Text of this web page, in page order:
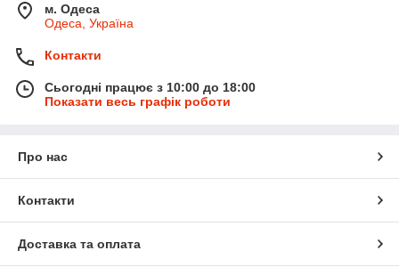
м. Одеса
Одеса, Україна
Контакти
Сьогодні працює з 10:00 до 18:00
Показати весь графік роботи
Про нас
Контакти
Доставка та оплата